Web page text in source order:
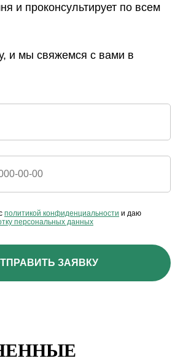
и проконсультирует по всем
и мы свяжемся с вами в
политикой конфиденциальности и даю
персональных данных
ЗАЯВКУ